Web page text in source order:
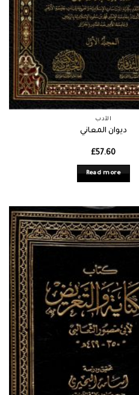
الأدب
ديوان المعاني
£57.60
Read more